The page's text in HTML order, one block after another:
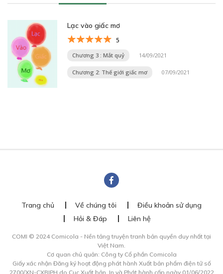
Lạc vào giấc mơ
5
Chương 3 : Mắt quỷ 14/09/2021
Chương 2: Thế giới giấc mơ 07/09/2021
Trang chủ Về chúng tôi
Điều khoản sử dụng
Hỏi & Đáp
Liên hệ
COMI © 2024 Comicola - Nền tảng truyện tranh bản quyền duy nhất tại
Việt Nam.
Cơ quan chủ quản: Công ty Cổ phần Comicola
Giấy xác nhận Đăng ký hoạt động phát hành Xuất bản phẩm điện tử số
2700/XN-CXBIPH do Cục Xuất bản, In và Phát hành cấp ngày 01/06/2022